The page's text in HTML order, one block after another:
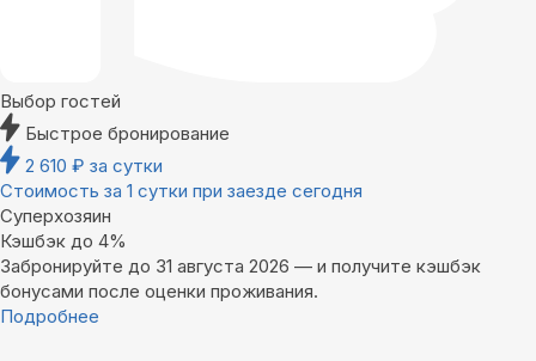
Выбор гостей
Быстрое бронирование
2 610 ₽ за сутки
Стоимость за 1 сутки при заезде сегодня
Суперхозяин
Кэшбэк до 4%
Забронируйте до 31 августа 2026 — и получите кэшбэк
бонусами после оценки проживания.
Подробнее